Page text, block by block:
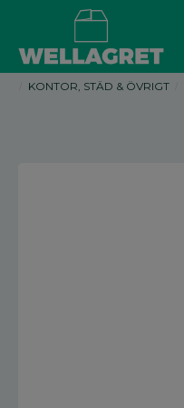
KONTOR, STÄD & ÖVRIGT